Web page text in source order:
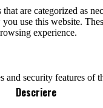
are categorized as
use this website.
experience.
and security features of
Descriere